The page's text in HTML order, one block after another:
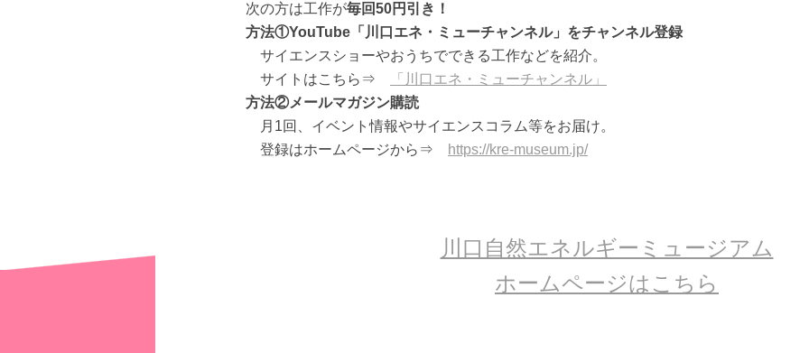
次の方は工作が毎回50円引き！
方法①YouTube「川口エネ・ミューチャンネル」をチャンネル登録
サイエンスショーやおうちでできる工作などを紹介。
サイトはこちら⇒
「川口エネ・ミューチャンネル」
方法②メールマガジン購読
月1回、イベント情報やサイエンスコラム等をお届け。
登録はホームページから⇒
https://kre-museum.jp/
川口自然エネルギーミュージアム
ホームページはこちら